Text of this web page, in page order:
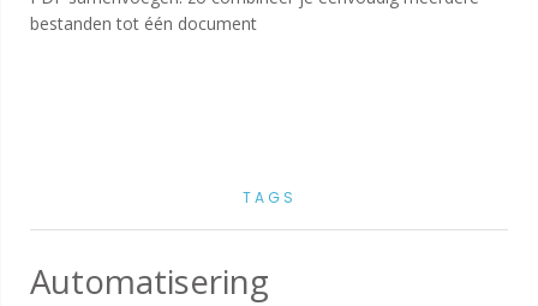
bestanden tot één document
TAGS
Automatisering